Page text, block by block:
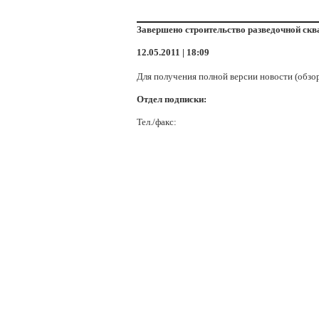
Завершено строительство разведочной
12.05.2011 | 18:09
Для получения полной версии новости
Отдел подписки:
Тел./факс: